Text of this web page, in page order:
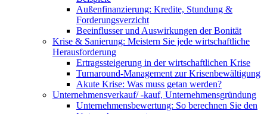
Außenfinanzierung: Kredite, Stundung &
Forderungsverzicht
Beeinflusser und Auswirkungen der Bonität
Krise & Sanierung: Meistern Sie jede wirtschaftliche
Herausforderung
Ertragssteigerung in der wirtschaftlichen Krise
Turnaround-Management zur Krisenbewältigung
Akute Krise: Was muss getan werden?
Unternehmensverkauf/ -kauf, Unternehmensgründung
Unternehmensbewertung: So berechnen Sie den